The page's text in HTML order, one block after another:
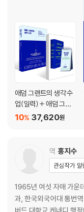
했지만 점점 지쳐가는 부
보다 나은 이유 | 부모는 최
7장 집단사고를 재고하
청사진에서 탈피하기 | 성
른 생각을 장려하는 문화
견하기 | 원칙들이 서로
인물들
8장 감정을 조절하고 표
부정적인 사고가 발휘하
을 빌려 고무시키다 | 소
집에 부채질하기
효과적인 행동 지침
감사의 말
애덤 그랜트의 생각 수
업(일력) + 애덤 그랜
트의 생각 수업 세트
37,620원
10%
역 홍지수
관심작가 알
1965년 여섯 자매 가운
과, 한국외국어대 통번